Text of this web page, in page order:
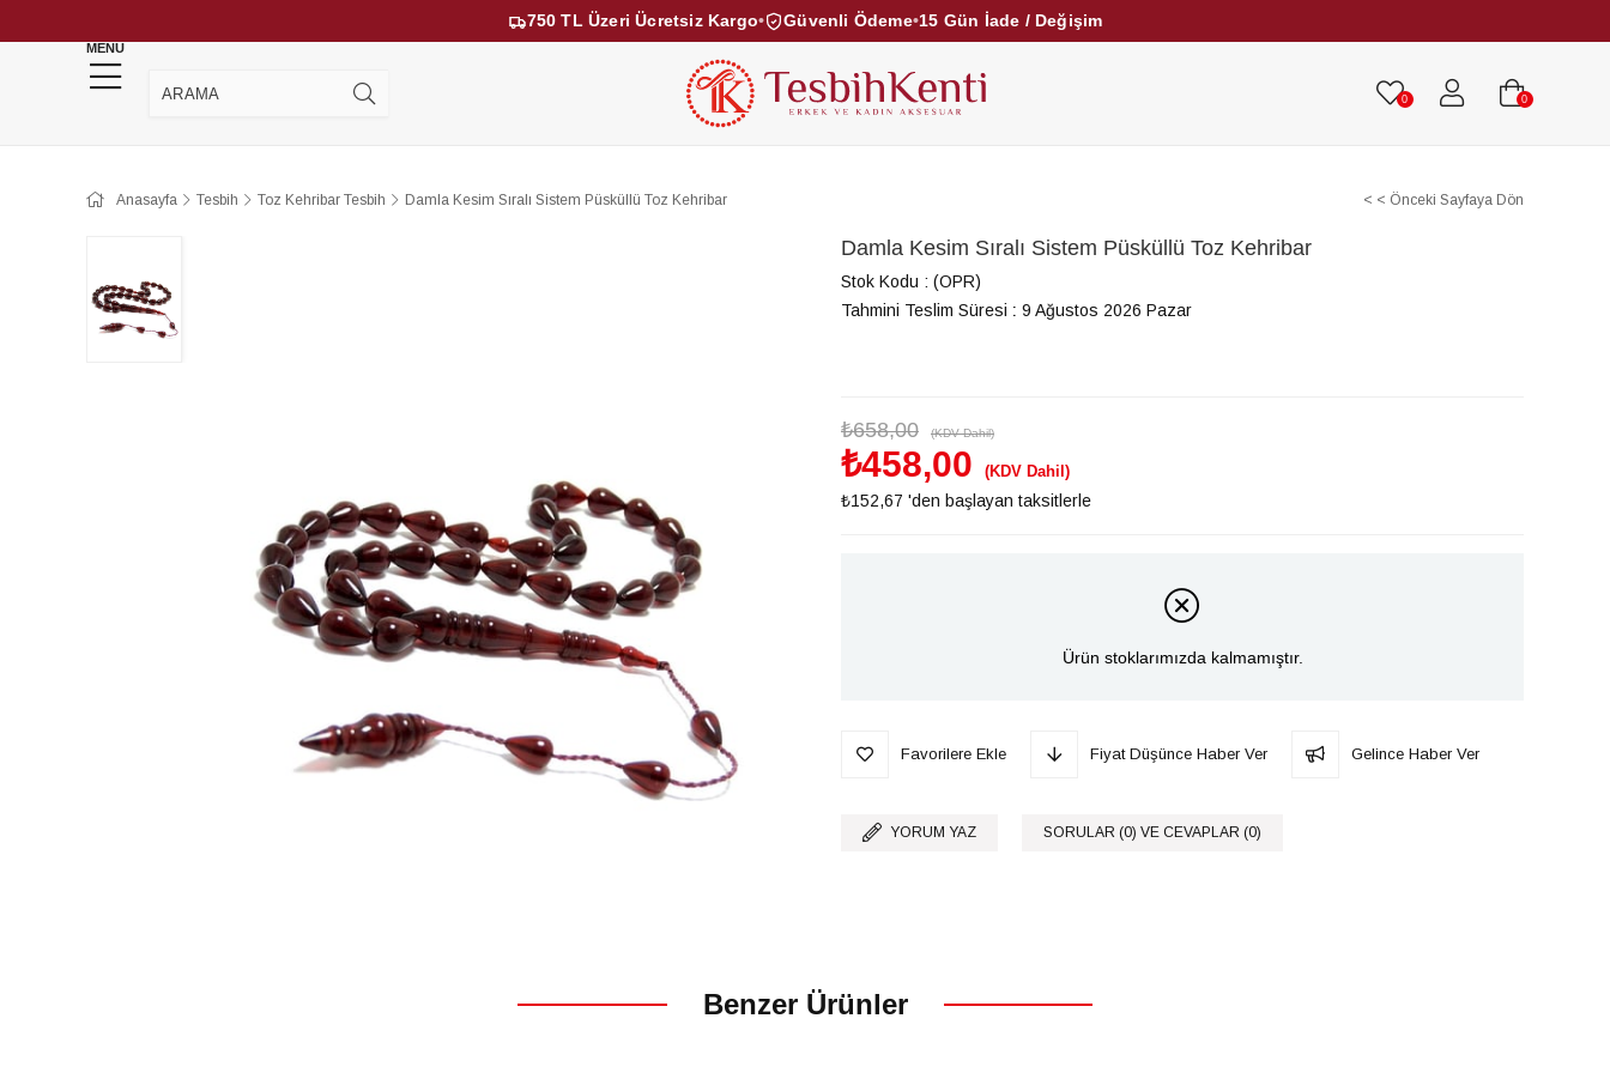
750 TL Üzeri Ücretsiz Kargo• Güvenli Ödeme•15 Gün İade / Değişim
MENU
0 0
KEHRİBAR TESBİHLER KUKA TESBİHLER
Anasayfa Tesbih Toz Kehribar Tesbih Damla Kesim Sıralı Sistem Püsküllü Toz Kehribar < < Önceki Sayfaya Dön
Damla Kesim Sıralı Sistem Püsküllü Toz Kehribar
Stok Kodu
(OPR)
Tahmini Teslim Süresi : 9 Ağustos 2026 Pazar
₺658,00 (KDV Dahil)
₺458,00 (KDV Dahil)
₺152,67 'den başlayan taksitlerle
Ürün stoklarımızda kalmamıştır.
Favorilere Ekle Fiyat Düşünce Haber Ver Gelince Haber Ver
YORUM YAZ SORULAR (0) VE CEVAPLAR (0)
Benzer Ürünler